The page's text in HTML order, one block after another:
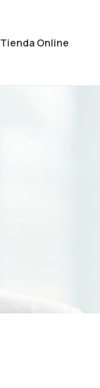
Tienda Online